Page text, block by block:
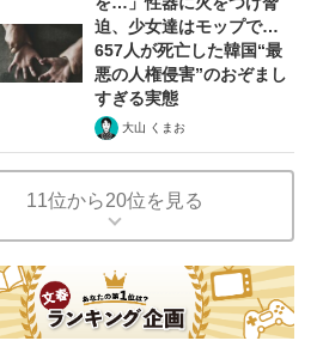
迫、少女達はモップで…
657人が死亡した韓国“最
悪の人権侵害”のおぞまし
すぎる実態
大山 くまお
11位から20位を見る